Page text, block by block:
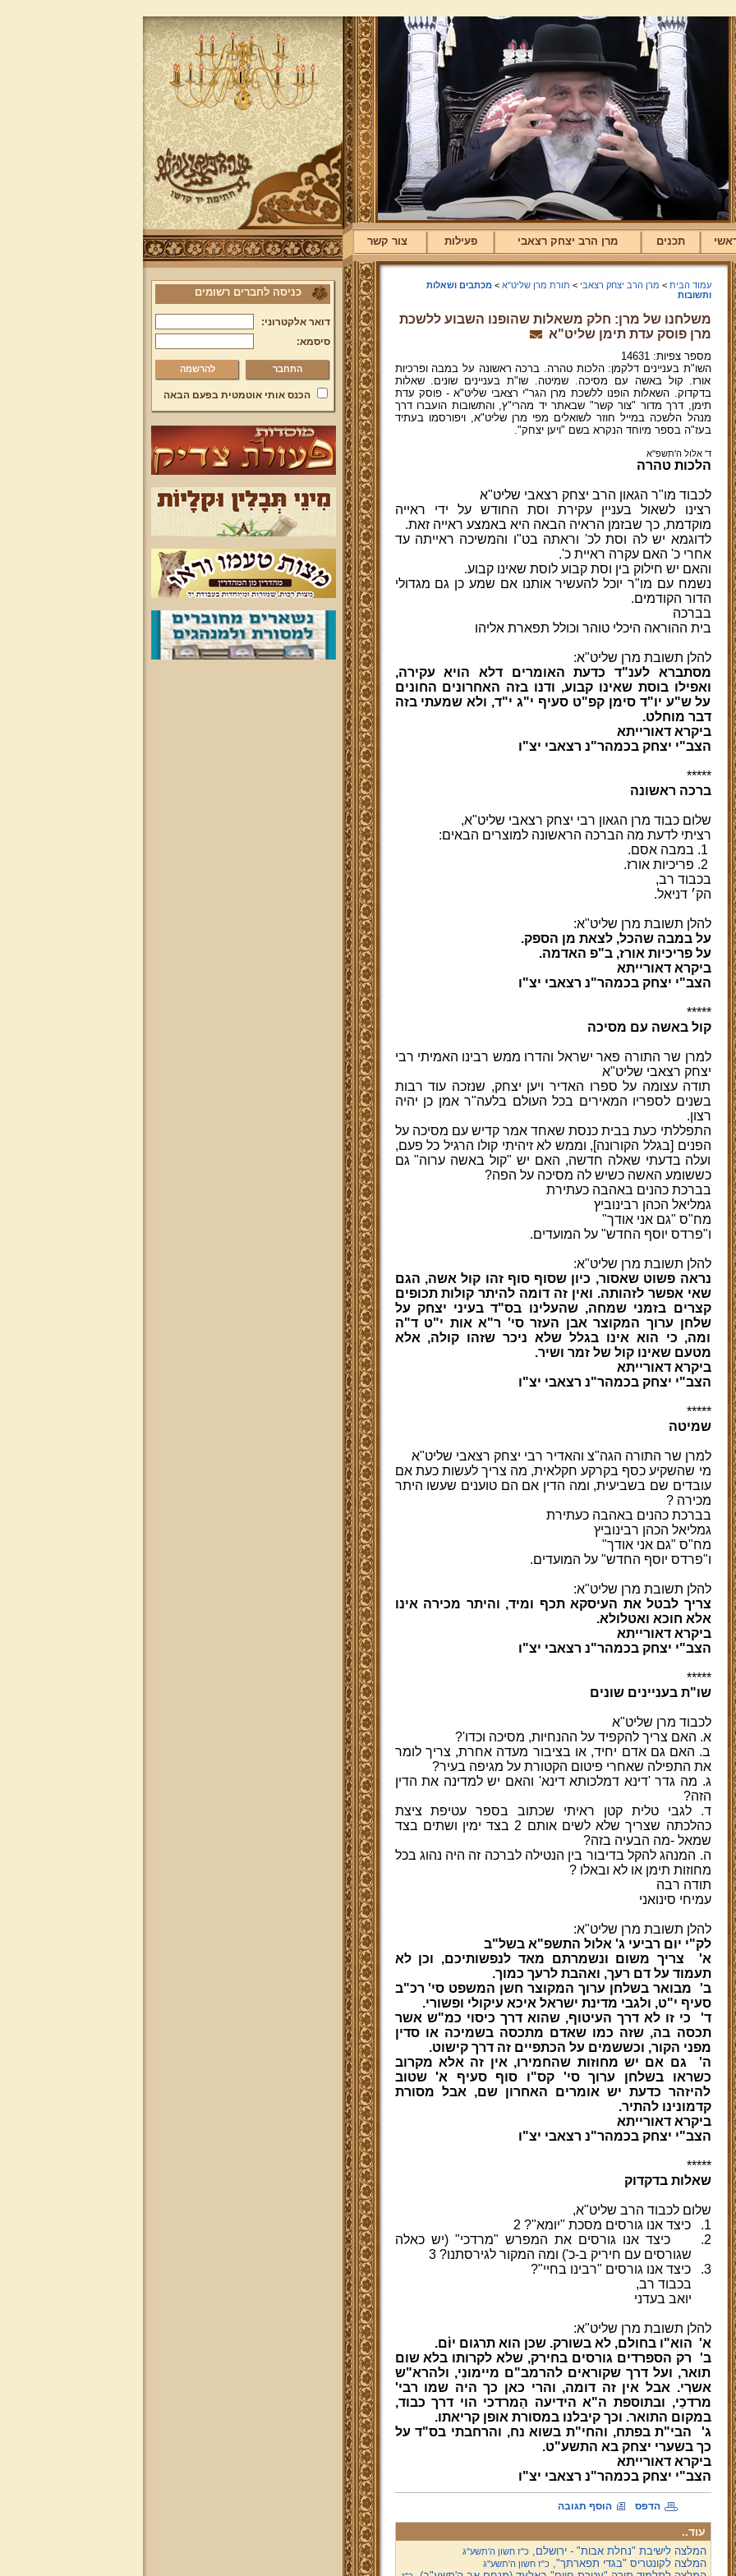
תכנים מרן הרב יצחק רצאבי פעילות צור קשר
עמוד הבית > מרן הרב יצחק רצאבי > תורת מרן שליט"א >מכתבים ושאלות
ותשובות
משלחנו של מרן: חלק משאלות שהופנו השבוע ללשכת
מרן פוסק עדת תימן שליט"א
מספר צפיות: 14631
השו"ת בעניינים דלקמן: הלכות טהרה. ברכה ראשונה על במבה ופרכיות
אורז. קול באשה עם מסיכה. שמיטה. שו"ת בעניינים שונים. שאלות
בדקדוק. השאלות הופנו ללשכת מרן הגר"י רצאבי שליט"א - פוסק עדת
תימן, דרך מדור "צור קשר" שבאתר יד מהרי"ץ, והתשובות הועברו דרך
מנהל הלשכה במייל חוזר לשואלים מפי מרן שליט"א, ויפורסמו בעתיד
בעז"ה בספר מיוחד הנקרא בשם "ויען יצחק".
ד' אלול ה'תשפ''א
הלכות טהרה
לכבוד מו"ר הגאון הרב יצחק רצאבי שליט"א
רצינו לשאול בעניין עקירת וסת החודש על ידי ראייה
מוקדמת, כך שבזמן הראיה הבאה היא באמצע ראייה זאת.
לדוגמא יש לה וסת לכ' וראתה בט"ו והמשיכה ראייתה עד
אחרי כ' האם עקרה ראיית כ'.
והאם יש חילוק בין וסת קבוע לוסת שאינו קבוע.
נשמח עם מו"ר יוכל להעשיר אותנו אם שמע כן גם מגדולי
הדור הקודמים.
בברכה
בית ההוראה היכלי טוהר וכולל תפארת אליהו
להלן תשובת מרן שליט"א:
מסתברא לענ"ד כדעת האומרים דלא הויא עקירה,
ואפילו בוסת שאינו קבוע, ודנו בזה האחרונים החונים
על ש"ע יו"ד סימן קפ"ט סעיף י"ג י"ד, ולא שמעתי בזה
דבר מוחלט.
ביקרא דאורייתא
הצב"י יצחק בכמהר"נ רצאבי יצ"ו
*****
ברכה ראשונה
שלום כבוד מרן הגאון רבי יצחק רצאבי שליט"א,
רציתי לדעת מה הברכה הראשונה למוצרים הבאים:
1. במבה אסם.
2. פריכיות אורז.
בכבוד רב,
הק׳ דניאל.
להלן תשובת מרן שליט"א:
על במבה שהכל, לצאת מן הספק.
על פריכיות אורז, ב"פ האדמה.
ביקרא דאורייתא
הצב"י יצחק בכמהר"נ רצאבי יצ"ו
*****
קול באשה עם מסיכה
למרן שר התורה פאר ישראל והדרו ממש רבינו האמיתי רבי
יצחק רצאבי שליט"א
תודה עצומה על ספרו האדיר ויען יצחק, שנזכה עוד רבות
בשנים לספריו המאירים בכל העולם בלעה"ר אמן כן יהיה
רצון.
התפללתי כעת בבית כנסת שאחד אמר קדיש עם מסיכה על
הפנים [בגלל הקורונה], וממש לא זיהיתי קולו הרגיל כל פעם,
ועלה בדעתי שאלה חדשה, האם יש "קול באשה ערוה" גם
כששומע האשה כשיש לה מסיכה על הפה?
בברכת כהנים באהבה כעתירת
גמליאל הכהן רבינוביץ
מח"ס "גם אני אודך"
ו"פרדס יוסף החדש" על המועדים.
להלן תשובת מרן שליט"א:
נראה פשוט שאסור, כיון שסוף סוף זהו קול אשה, הגם
שאי אפשר לזהותה. ואין זה דומה להיתר קולות תכופים
קצרים בזמני שמחה, שהעלינו בס"ד בעיני יצחק על
שלחן ערוך המקוצר אבן העזר סי' ר"א אות י"ט ד"ה
ומה, כי הוא אינו בגלל שלא ניכר שזהו קולה, אלא
מטעם שאינו קול של זמר ושיר.
ביקרא דאורייתא
הצב"י יצחק בכמהר"נ רצאבי יצ"ו
*****
שמיטה
למרן שר התורה הגה"צ והאדיר רבי יצחק רצאבי שליט"א
מי שהשקיע כסף בקרקע חקלאית, מה צריך לעשות כעת אם
עובדים שם בשביעית, ומה הדין אם הם טוענים שעשו היתר
מכירה ?
בברכת כהנים באהבה כעתירת
גמליאל הכהן רבינוביץ
מח"ס "גם אני אודך"
ו"פרדס יוסף החדש" על המועדים.
להלן תשובת מרן שליט"א:
צריך לבטל את העיסקא תכף ומיד, והיתר מכירה אינו
אלא חוכא ואטלולא.
ביקרא דאורייתא
הצב"י יצחק בכמהר"נ רצאבי יצ"ו
*****
שו"ת בעניינים שונים
לכבוד מרן שליט"א
א. האם צריך להקפיד על ההנחיות, מסיכה וכדו'?
ב. האם גם אדם יחיד, או בציבור מעדה אחרת, צריך לומר
את התפילה שאחרי פיטום הקטורת על מגיפה בעיר?
ג. מה גדר 'דינא דמלכותא דינא' והאם יש למדינה את הדין
הזה?
ד. לגבי טלית קטן ראיתי שכתוב בספר עטיפת ציצת
כהלכתה שצריך שלא לשים אותם 2 בצד ימין ושתים בצד
שמאל -מה הבעיה בזה?
ה. המנהג להקל בדיבור בין הנטילה לברכה זה היה נהוג בכל
מחוזות תימן או לא ובאלו ?
תודה רבה
עמיחי סינואני
להלן תשובת מרן שליט"א:
לק"י יום רביעי ג' אלול התשפ"א בשל"ב
א'
צריך משום ונשמרתם מאד לנפשותיכם, וכן לא
תעמוד על דם רעך, ואהבת לרעך כמוך.
ב'
מבואר בשלחן ערוך המקוצר חשן המשפט סי' רכ"ב
סעיף י"ט, ולגבי מדינת ישראל איכא עיקולי ופשורי.
ד'
כי זו לא דרך העיטוף, שהוא דרך כיסוי כמ"ש אשר
תכסה בה, שזה כמו שאדם מתכסה בשמיכה או סדין
מפני הקור, וכששמים על הכתפיים זה דרך קישוט.
ה'
גם אם יש מחוזות שהחמירו, אין זה אלא מקרוב
כשראו בשלחן ערוך סי' קס"ו סוף סעיף א' שטוב
להיזהר כדעת יש אומרים האחרון שם, אבל מסורת
קדמונינו להתיר.
ביקרא דאורייתא
הצב"י יצחק בכמהר"נ רצאבי יצ"ו
*****
שאלות בדקדוק
שלום לכבוד הרב שליט"א,
1.
כיצד אנו גורסים מסכת "יומא"? 2
2.
כיצד אנו גורסים את המפרש "מרדכי" (יש כאלה
שגורסים עם חיריק ב-כ') ומה המקור לגירסתנו? 3
3.
כיצד אנו גורסים "רבינו בחיי"?
בכבוד רב,
יואב בעדני
להלן תשובת מרן שליט"א:
א' הוא"ו בחולם, לא בשורק. שכן הוא תרגום יו֗ם.
ב'
רק הספרדים גורסים בחירק, שלא לקרותו בלא שום
תואר, ועל דרך שקוראים להרמב"ם מיימונִי, ולהרא"ש
אשרִי. אבל אין זה דומה, והרי כאן כך היה שמו רבי'
מרדכַי, ובתוספת ה"א הידיעה הַמרדכי הוי דרך כבוד,
במקום התואר. וכך קיבלנו במסורת אופן קריאתו.
ג'
הבי"ת בפתח, והחי"ת בשוא נח, והרחבתי בס"ד על
כך בשערי יצחק בא התשע"ט.
ביקרא דאורייתא
הצב"י יצחק בכמהר"נ רצאבי יצ"ו
הדפס הוסף תגובה
עוד..
המלצה לישיבת "נחלת אבות" - ירושלם,כ"ז חשון ה'תשע''ג
המלצה לקונטריס "בגדי תפארתך",כ"ז חשון ה'תשע''ג
כניסה לחברים רשומים
דואר אלקטרוני:
סיסמא:
להרשמה
הכנס אותי אוטמטית בפעם הבאה